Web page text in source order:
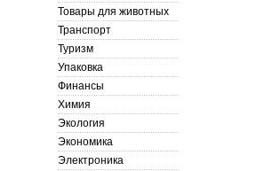
Товары для животных
Транспорт
Туризм
Упаковка
Финансы
Химия
Экология
Экономика
Электроника